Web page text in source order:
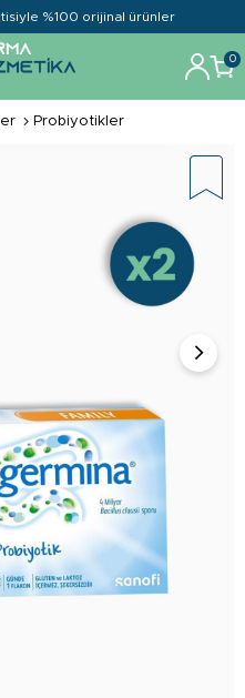
%100 orijinal ürünler
0
Probiyotikler